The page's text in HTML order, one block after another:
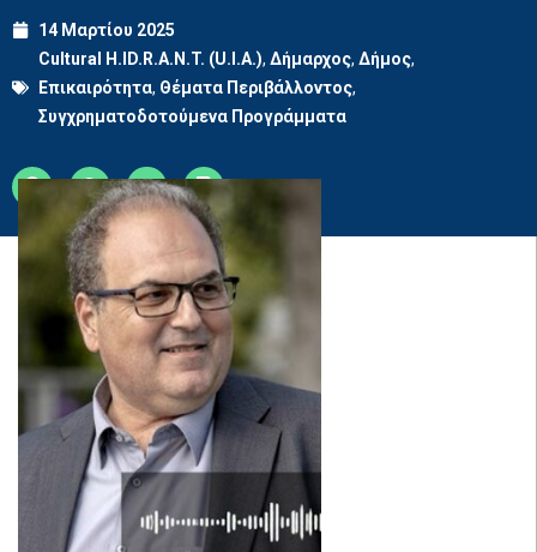
14 Μαρτίου 2025
Cultural H.ID.R.A.N.T. (U.I.A.), Δήμαρχος, Δήμος,
Επικαιρότητα, Θέματα Περιβάλλοντος,
Συγχρηματοδοτούμενα Προγράμματα